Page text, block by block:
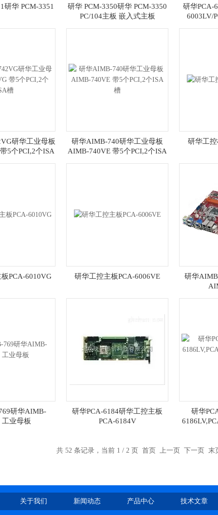
研华 PCM-3351
研华 PCM-3350研华 PCM-3350
PC/104主板 嵌入式主板
研华PCA-
6003LV/
研华工业母板
5个PCI,2个ISA
研华AIMB-740研华工业母板
AIMB-740VE 带5个PCI,2个ISA
研华工
PCA-6010VG 研华工控主板PCA-6006VE
研华
研华AIMB-
工业母板
研华PCA-6184研华工控主板
PCA-6184V
研华
共 52 条记录，当前 1 / 2 页 首页 上一页 下一页 末
关于我们 新闻动态 产品中心 技术文章